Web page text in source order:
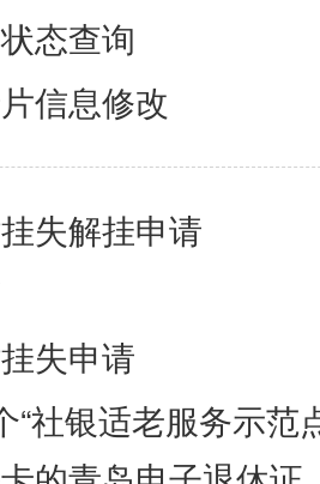
态查询
信息修改
失解挂申请
失申请
“社银适老服务示范